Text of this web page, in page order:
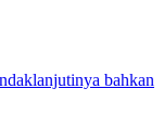
bahkan